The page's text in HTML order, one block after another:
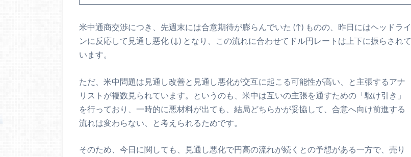
米中通商交渉につき、先週末には合意期待が膨らんでいた (↑) ものの、昨日にはヘッドライ
ンに反応して見通し悪化 (↓) となり、この流れに合わせてドル円レートは上下に振らされて
います。
ただ、米中問題は見通し改善と見通し悪化が交互に起こる可能性が高い、と主張するアナ
リストが複数見られています。というのも、米中は互いの主張を通すための「駆け引き」
を行っており、一時的に悪材料が出ても、結局どちらかが妥協して、合意へ向け前進する
流れは変わらない、と考えられるためです。
そのため、今日に関しても、見通し悪化で円高の流れが続くとの予想がある一方で、売り